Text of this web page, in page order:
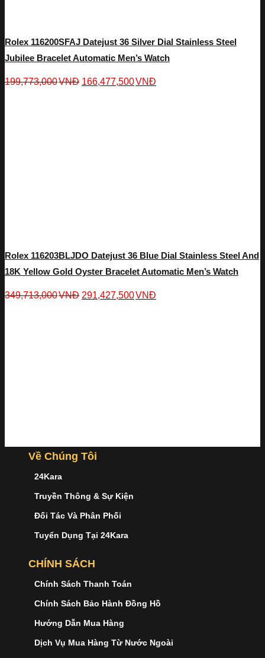
Rolex 116200SFAJ Datejust 36 Silver Dial Stainless Steel
Jubilee Bracelet Automatic Men’s Watch
199,773,000VNĐ 166,477,500VNĐ
Rolex 116203BLJDO Datejust 36 Blue Dial Stainless Steel And
18K Yellow Gold Oyster Bracelet Automatic Men’s Watch
349,713,000VNĐ 291,427,500VNĐ
Về Chúng Tôi
24Kara
Truyền Thông & Sự Kiện
Đối Tác Và Phân Phối
Tuyển Dụng Tại 24Kara
CHÍNH SÁCH
Chính Sách Thanh Toán
Chính Sách Bảo Hành Đồng Hồ
Hướng Dẫn Mua Hàng
Dịch Vụ Mua Hàng Từ Nước Ngoài